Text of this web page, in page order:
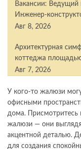
Вакансии: Ведущий
Инженер-
Авг 8, 2026
Архитектурная
коттеджа
Авг 7, 2026
У кого-то жалюзи
офисными
дома. Присмотритесь
жалюзи — они
акцентной деталью.
для создания